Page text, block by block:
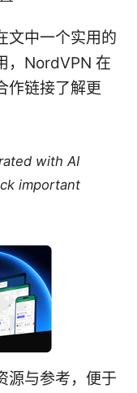
文中一个实用的
，NordVPN 在
作链接了解更
with AI
important
源与参考，便于